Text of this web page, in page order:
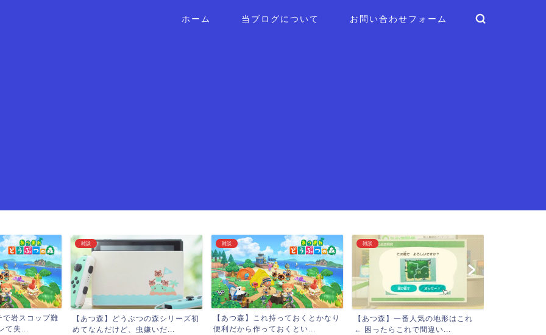
ホーム 当ブログについて お問い合わせフォーム
の森シリーズ初
いだ...
雑談
【あつ森】これ持っておくとかなり
便利だから作っておくとい...
雑談
【あつ森】一番人気の地形はこれ
← 困ったらこれで間違い...
プレイ日記
【たぐいのほのぼの島日記】新しい
島暮らしと相変わらずのた...